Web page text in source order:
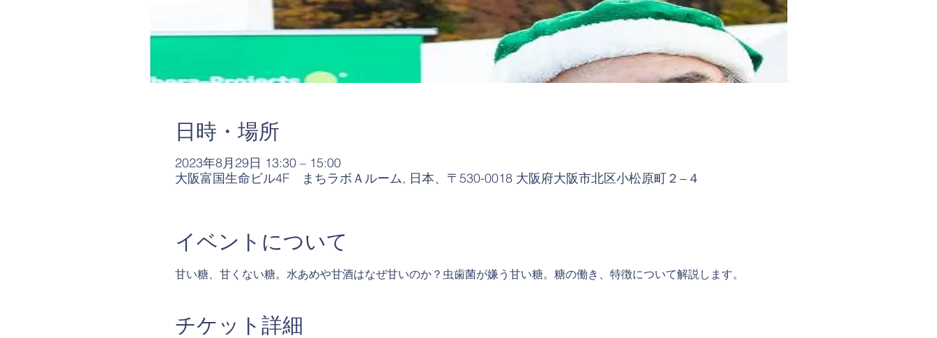
日時・場所
2023年8月29日 13:30 – 15:00
大阪富国生命ビル4F まちラボＡルーム, 日本、〒530-0018 大阪府大阪市北区小松原町２−４
イベントについて
甘い糖、甘くない糖。水あめや甘酒はなぜ甘いのか？虫歯菌が嫌う甘い糖。糖の働き、特徴について解説します。
チケット詳細